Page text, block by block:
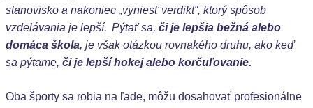
stanovisko a nakoniec „vyniesť verdikt“, ktorý spôsob
vzdelávania je lepší. Pýtať sa, či je lepšia bežná alebo
domáca škola, je však otázkou rovnakého druhu, ako keď
sa pýtame, či je lepší hokej alebo korčuľovanie.
Oba športy sa robia na ľade, môžu dosahovať profesionálne